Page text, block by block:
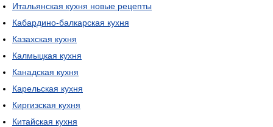
Итальянская кухня новые рецепты
Кабардино-балкарская кухня
Казахская кухня
Калмыцкая кухня
Канадская кухня
Карельская кухня
Киргизская кухня
Китайская кухня